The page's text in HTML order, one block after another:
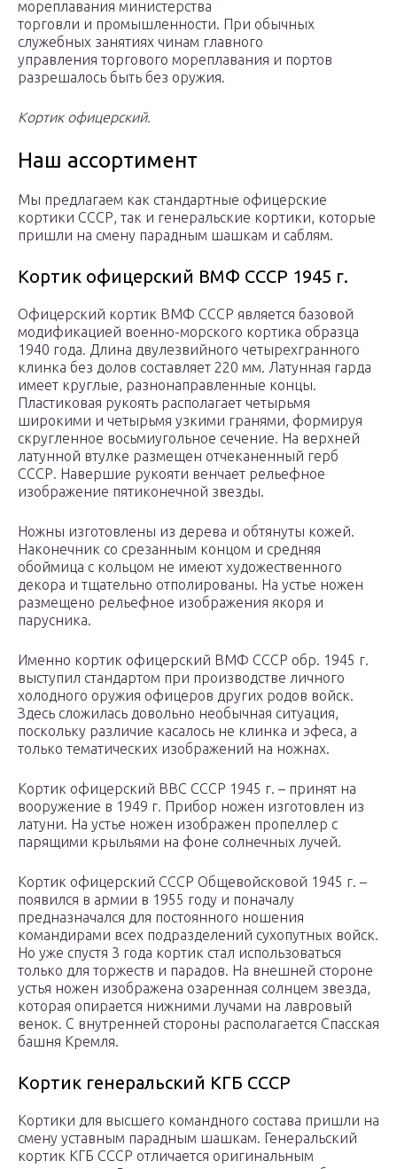
мореплавания министерства
торговли и промышленности. При обычных
служебных занятиях чинам главного
управления торгового мореплавания и портов
разрешалось быть без оружия.
Кортик офицерский.
Наш ассортимент
Мы предлагаем как стандартные офицерские
кортики СССР, так и генеральские кортики, которые
пришли на смену парадным шашкам и саблям.
Кортик офицерский ВМФ СССР 1945 г.
Офицерский кортик ВМФ СССР является базовой
модификацией военно-морского кортика образца
1940 года. Длина двулезвийного четырехгранного
клинка без долов составляет 220 мм. Латунная гарда
имеет круглые, разнонаправленные концы.
Пластиковая рукоять располагает четырьмя
широкими и четырьмя узкими гранями, формируя
скругленное восьмиугольное сечение. На верхней
латунной втулке размещен отчеканенный герб
СССР. Навершие рукояти венчает рельефное
изображение пятиконечной звезды.
Ножны изготовлены из дерева и обтянуты кожей.
Наконечник со срезанным концом и средняя
обоймица с кольцом не имеют художественного
декора и тщательно отполированы. На устье ножен
размещено рельефное изображения якоря и
парусника.
Именно кортик офицерский ВМФ СССР обр. 1945 г.
выступил стандартом при производстве личного
холодного оружия офицеров других родов войск.
Здесь сложилась довольно необычная ситуация,
поскольку различие касалось не клинка и эфеса, а
только тематических изображений на ножнах.
Кортик офицерский ВВС СССР 1945 г. – принят на
вооружение в 1949 г. Прибор ножен изготовлен из
латуни. На устье ножен изображен пропеллер с
парящими крыльями на фоне солнечных лучей.
Кортик офицерский СССР Общевойсковой 1945 г. –
появился в армии в 1955 году и поначалу
предназначался для постоянного ношения
командирами всех подразделений сухопутных войск.
Но уже спустя 3 года кортик стал использоваться
только для торжеств и парадов. На внешней стороне
устья ножен изображена озаренная солнцем звезда,
которая опирается нижними лучами на лавровый
венок. С внутренней стороны располагается Спасская
башня Кремля.
Кортик генеральский КГБ СССР
Кортики для высшего командного состава пришли на
смену уставным парадным шашкам. Генеральский
кортик КГБ СССР отличается оригинальным